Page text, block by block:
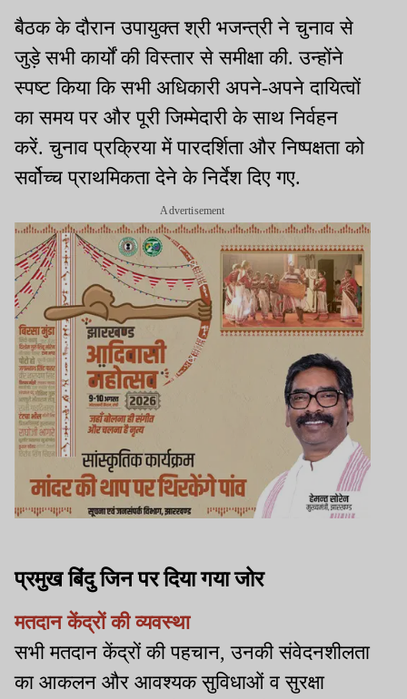
बैठक के दौरान उपायुक्त श्री भजन्त्री ने चुनाव से
जुड़े सभी कार्यों की विस्तार से समीक्षा की. उन्होंने
स्पष्ट किया कि सभी अधिकारी अपने-अपने दायित्वों
का समय पर और पूरी जिम्मेदारी के साथ निर्वहन
करें. चुनाव प्रक्रिया में पारदर्शिता और निष्पक्षता को
सर्वोच्च प्राथमिकता देने के निर्देश दिए गए.
Advertisement
प्रमुख बिंदु जिन पर दिया गया जोर
मतदान केंद्रों की व्यवस्था
सभी मतदान केंद्रों की पहचान, उनकी संवेदनशीलता
का आकलन और आवश्यक सुविधाओं व सुरक्षा